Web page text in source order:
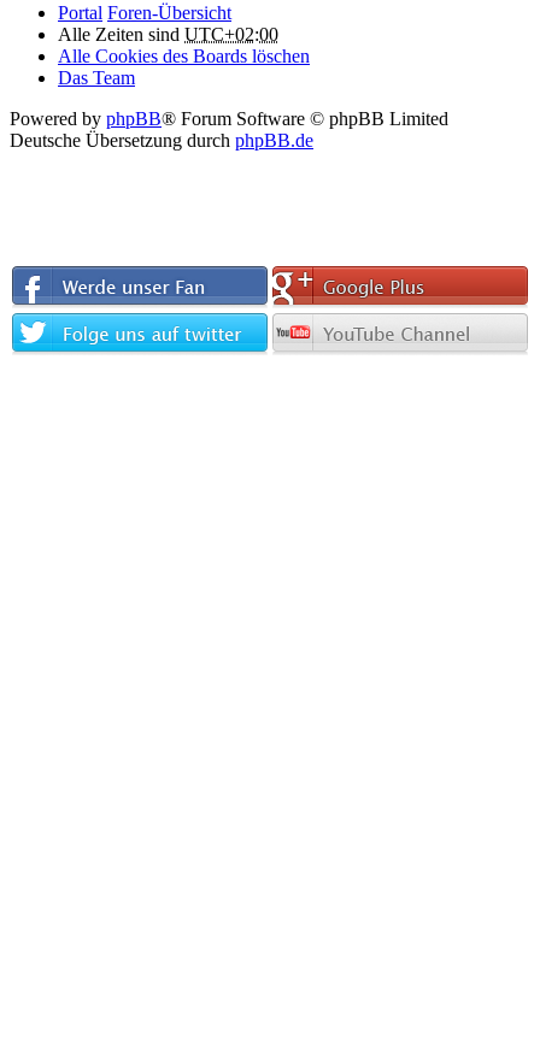
Portal Foren-Übersicht
Alle Zeiten sind UTC+02:00
Alle Cookies des Boards löschen
Das Team
Powered by phpBB® Forum Software © phpBB Limited
Deutsche Übersetzung durch phpBB.de